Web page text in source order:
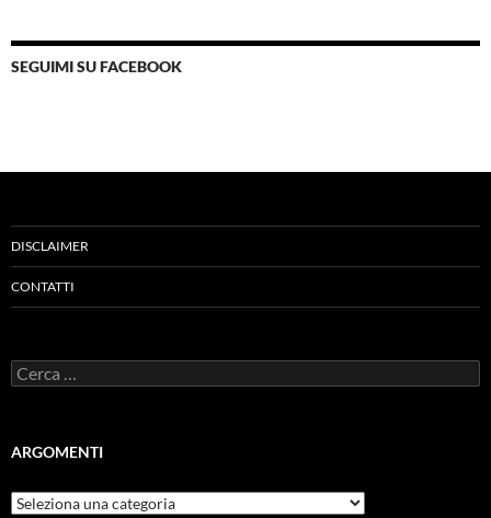
SEGUIMI SU FACEBOOK
DISCLAIMER
CONTATTI
Ricerca
per:
ARGOMENTI
ARGOMENTI